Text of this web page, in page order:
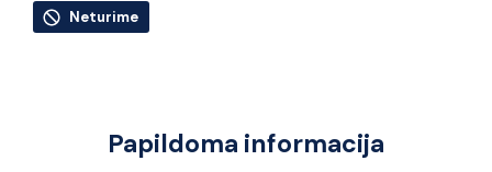
Neturime
Papildoma informacija